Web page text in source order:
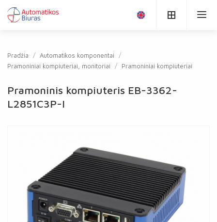
Pradžia
Automatikos komponentai
Pramoniniai kompiuteriai, monitoriai
Pramoniniai kompiuteriai
Pramoninis kompiuteris EB-3362-
L2851C3P-I